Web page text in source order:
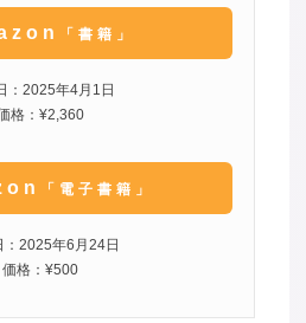
「書籍」
：2025年4月1日
格：¥2,360
「電子書籍」
：2025年6月24日
価格：¥500